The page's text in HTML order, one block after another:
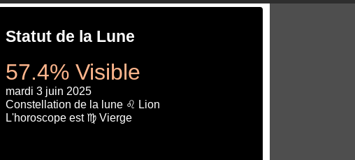
Statut de la Lune
57.4% Visible
mardi 3 juin 2025
Constellation de la lune ♌ Lion
L'horoscope est ♍ Vierge